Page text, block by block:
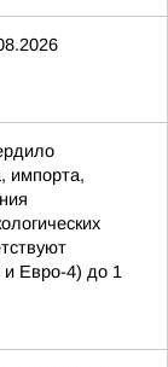
импорта,
Евро-4) до 1